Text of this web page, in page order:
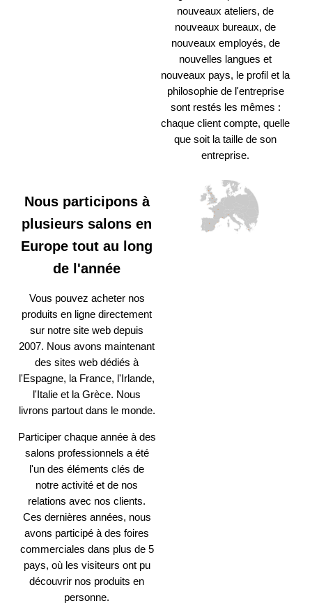
nouveaux ateliers, de
nouveaux bureaux, de
nouveaux employés, de
nouvelles langues et
nouveaux pays, le profil et la
philosophie de l'entreprise
sont restés les mêmes :
chaque client compte, quelle
que soit la taille de son
entreprise.
Nous participons à
plusieurs salons en
Europe tout au long
de l'année
Vous pouvez acheter nos
produits en ligne directement
sur notre site web depuis
2007. Nous avons maintenant
des sites web dédiés à
l'Espagne, la France, l'Irlande,
l'Italie et la Grèce. Nous
livrons partout dans le monde.
Participer chaque année à des
salons professionnels a été
l'un des éléments clés de
notre activité et de nos
relations avec nos clients.
Ces dernières années, nous
avons participé à des foires
commerciales dans plus de 5
pays, où les visiteurs ont pu
découvrir nos produits en
personne.